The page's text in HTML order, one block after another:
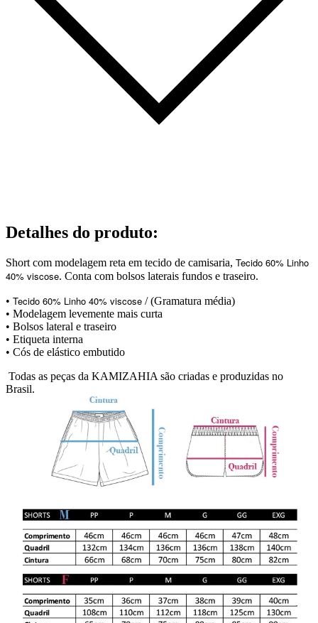
Detalhes do produto:
Short com modelagem reta em tecido de camisaria, Tecido 60% Linho
40% viscose. Conta com bolsos laterais fundos e traseiro.
• Tecido 60% Linho 40% viscose / (Gramatura média)
• Modelagem levemente mais curta
• Bolsos lateral e traseiro
• Etiqueta interna
• Cós de elástico embutido
Todas as peças da KAMIZAHIA são criadas e produzidas no
Brasil.